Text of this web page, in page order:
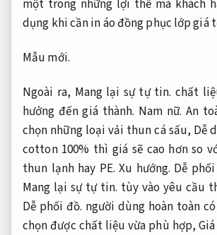
một trong những lợi thế mà khách
dụng khi cần in áo đồng phục lớp giá
Mẫu mới.
Ngoài ra, Mang lại sự tự tin. chất
hưởng đến giá thành. Nam nữ. An
chọn những loại vải thun cá sấu, Dễ
cotton 100% thì giá sẽ cao hơn so
thun lạnh hay PE.Xu hướng. Dễ
Mang lại sự tự tin. tùy vào yêu cầu
Dễ phối đồ. người dùng hoàn toàn
chọn được chất liệu vừa phù hợp,